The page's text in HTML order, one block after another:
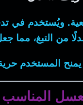
ويُستخدم في
من التبغ، مما
المستخدم
المناسب